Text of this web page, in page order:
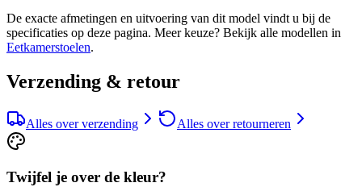
De exacte afmetingen en uitvoering van dit model vindt u bij de
specificaties op deze pagina. Meer keuze? Bekijk alle modellen in
Eetkamerstoelen.
Verzending & retour
Alles over verzending Alles over retourneren
Twijfel je over de kleur?